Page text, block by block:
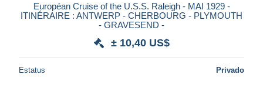
iDeal
Maestro
Européan Cruise of the U.S.S. Raleigh - MAI 1929 -
ITINÉRAIRE : ANTWERP - CHERBOURG - PLYMOUTH
- GRAVESEND -
± 10,40 US$
Estatus Privado